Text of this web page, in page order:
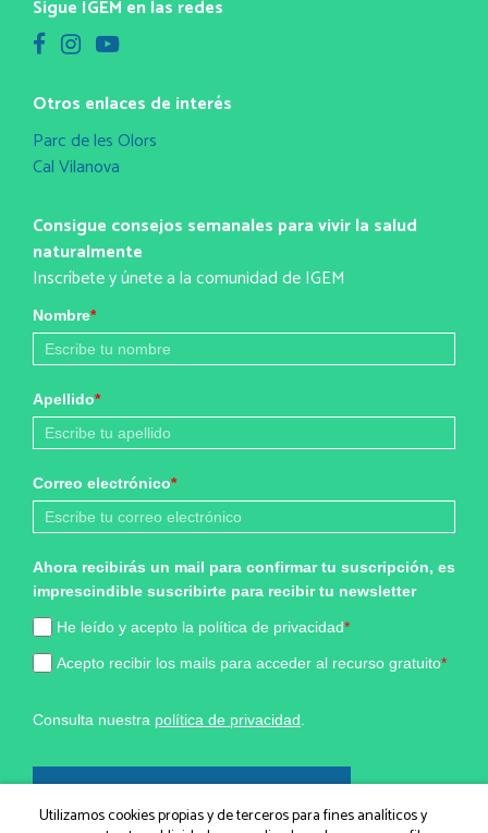
Sigue IGEM en las redes
Otros enlaces de interés
Parc de les Olors
Cal Vilanova
Consigue consejos semanales para vivir la salud
naturalmente
Inscríbete y únete a la comunidad de IGEM
Nombre*
Apellido*
Correo electrónico*
Ahora recibirás un mail para confirmar tu suscripción, es
imprescindible suscribirte para recibir tu newsletter
He leído y acepto la política de privacidad*
Acepto recibir los mails para acceder al recurso gratuito*
Consulta nuestra política de privacidad
Utilizamos cookies propias y de terceros para fines analíticos y